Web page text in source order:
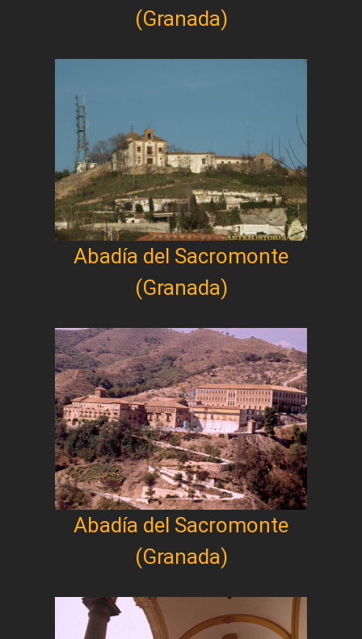
(Granada)
Abadía del Sacromonte
(Granada)
Abadía del Sacromonte
(Granada)